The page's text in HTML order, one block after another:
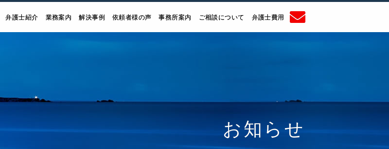
弁護士紹介 業務案内 解決事例 依頼者様の声 事務所案内 ご相談について 弁護士費用
お知らせ